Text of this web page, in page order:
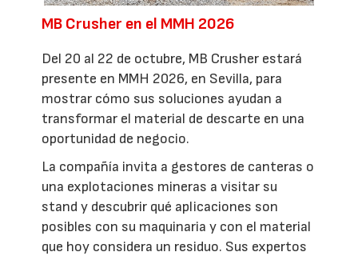
MB Crusher en el MMH 2026
Del 20 al 22 de octubre, MB Crusher estará
presente en MMH 2026, en Sevilla, para
mostrar cómo sus soluciones ayudan a
transformar el material de descarte en una
oportunidad de negocio.
La compañía invita a gestores de canteras o
una explotaciones mineras a visitar su
stand y descubrir qué aplicaciones son
posibles con su maquinaria y con el material
que hoy considera un residuo. Sus expertos